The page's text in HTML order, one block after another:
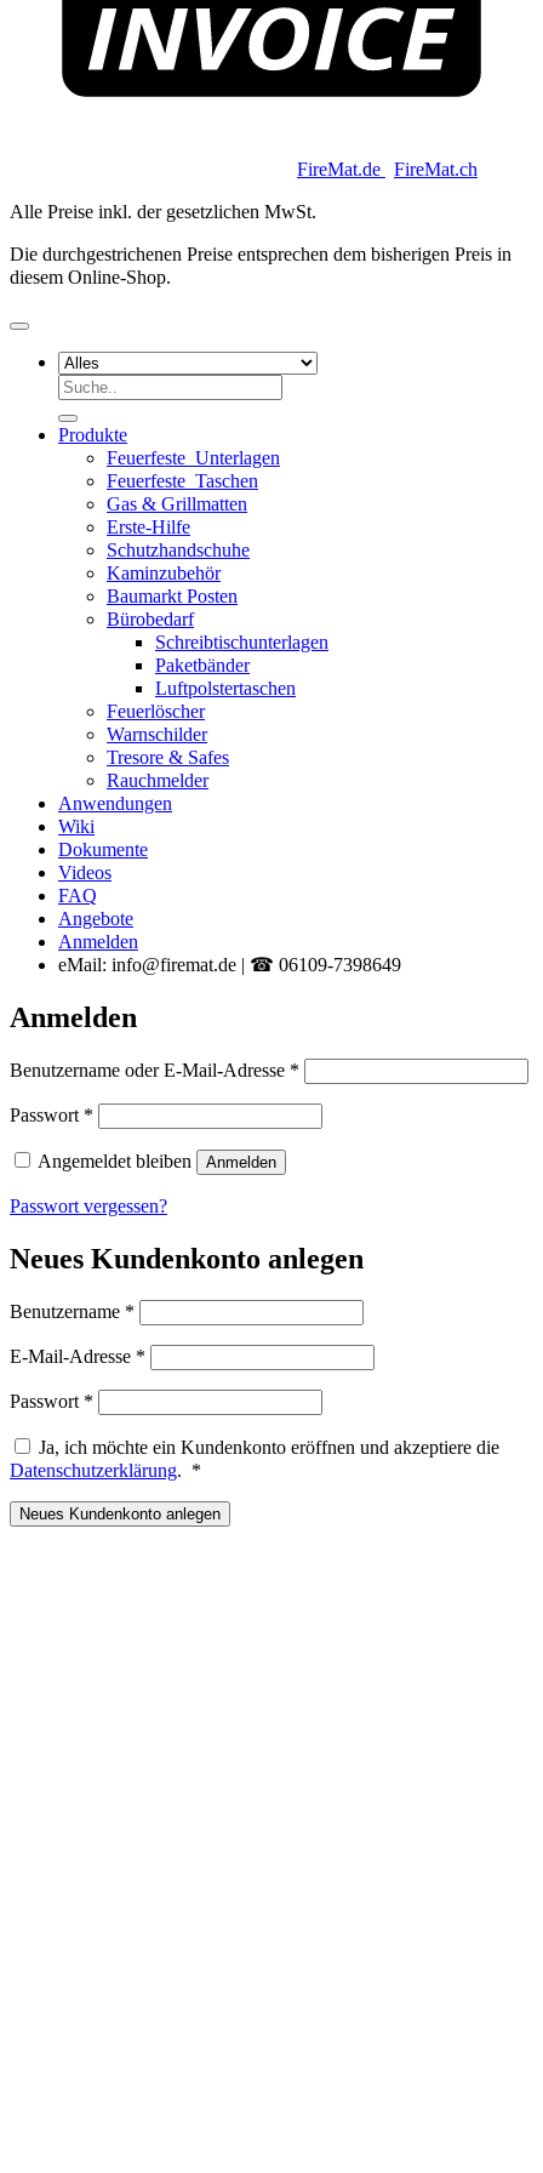
FireMat.de FireMat.ch
Alle Preise inkl. der gesetzlichen MwSt.
Die durchgestrichenen Preise entsprechen dem bisherigen Preis in
diesem Online-Shop.
Suchen
Produkte
Feuerfeste_Unterlagen
Feuerfeste_Taschen
Gas & Grillmatten
Erste-Hilfe
Schutzhandschuhe
Kaminzubehör
Baumarkt Posten
Bürobedarf
Schreibtischunterlagen
Paketbänder
Luftpolstertaschen
Feuerlöscher
Warnschilder
Tresore & Safes
Rauchmelder
Anwendungen
Wiki
Dokumente
Videos
FAQ
Angebote
Anmelden
eMail: info@firemat.de | ☎ 06109-7398649
Anmelden
Benutzername oder E-Mail-Adresse *
Passwort *
Angemeldet bleiben Anmelden
Passwort vergessen?
Neues Kundenkonto anlegen
Benutzername *
E-Mail-Adresse *
Passwort *
Ja, ich möchte ein Kundenkonto eröffnen und akzeptiere die
Datenschutzerklärung. *
Neues Kundenkonto anlegen